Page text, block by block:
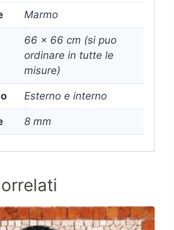
Marmo
66 x 66 cm (si puo
ordinare in tutte le
misure)
Esterno e interno
8 mm